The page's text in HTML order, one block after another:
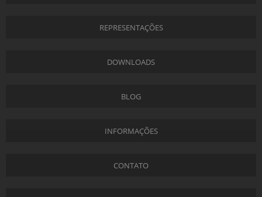
REPRESENTAÇÕES
DOWNLOADS
BLOG
INFORMAÇÕES
CONTATO